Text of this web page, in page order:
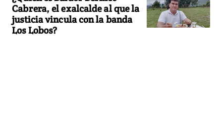
Cabrera, el exalcalde al que la
justicia vincula con la banda
Los Lobos?